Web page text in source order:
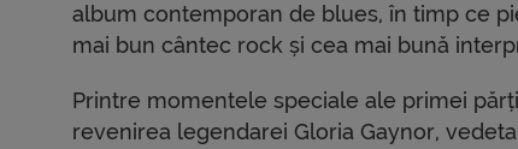
album contemporan de blues, în timp ce
mai bun cântec rock și cea mai bună
Printre momentele speciale ale primei
revenirea legendarei Gloria Gaynor,